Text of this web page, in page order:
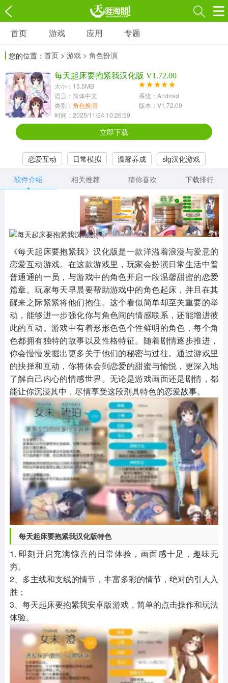
游戏
3697款应用
1597款应用
1789款应用
休闲益智
13387款应用
2196款应用
冒险解谜
1072款应用
418款应用
568款应用
音乐舞蹈
2716款应用
515款应用
其他
游戏助手
MOD游戏
首页 游戏 应用 专题
您的位置： 首页 > 游戏 > 角色扮演
每天起床要抱紧我汉化版 V1.72.00
大小：15.5MB
语言：简体中文
系统：Android
类别： 角色扮演
版本：V1.72.00
时间：2025/11/24 10:26:59
立即下载
恋爱互动 日常模拟 温馨养成
slg汉化游戏
软件介绍
相关推荐 猜你喜欢 下载排行
《每天起床要抱紧我》汉化版是一款洋溢着浪漫与爱意的
恋爱互动游戏。在这款游戏里，玩家会扮演日常生活中普
普通通的一员，与游戏中的角色开启一段温馨甜蜜的恋爱
篇章。玩家每天早晨要帮助游戏中的角色起床，并且在其
醒来之际紧紧将他们抱住。这个看似简单却至关重要的举
动，能够进一步强化你与角色间的情感联系，还能增进彼
此的互动。游戏中有着形形色色个性鲜明的角色，每个角
色都拥有独特的故事以及性格特征。随着剧情逐步推进，
你会慢慢发掘出更多关于他们的秘密与过往。通过游戏里
的抉择和互动，你将体会到恋爱的甜蜜与愉悦，更深入地
了解自己内心的情感世界。无论是游戏画面还是剧情，都
能让你沉浸其中，尽情享受这段别具特色的恋爱故事。
每天起床要抱紧我汉化版特色
1. 即刻开启充满惊喜的日常体验，画面感十足，趣味无
穷。
2、多主线和支线的情节，丰富多彩的情节，绝对的引人入
胜；
3、每天起床要抱紧我安卓版游戏，简单的点击操作和玩法
体验。